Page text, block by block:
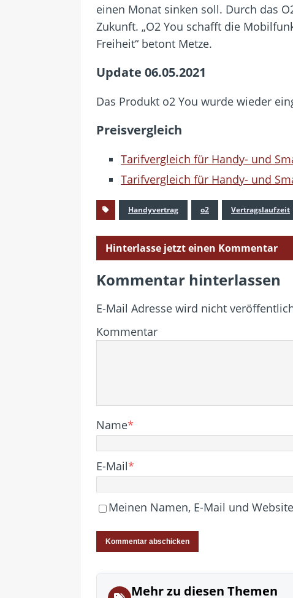
einen Monat sinken soll. Durch das
Zukunft. „O2 You schafft die
Freiheit“ betont Metze.
Update 06.05.2021
Das Produkt o2 You wurde wieder
Preisvergleich
Tarifvergleich für Handy- und
Tarifvergleich für Handy- und
Handyvertrag o2 Vertragslaufzeit
Hinterlasse jetzt einen Kommentar
Kommentar hinterlassen
E-Mail Adresse wird nicht
Kommentar
Name*
E-Mail*
Meinen Namen, E-Mail und
Mehr zu diesen Themen